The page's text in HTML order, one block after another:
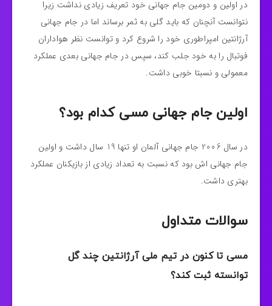
در اولین و دومین جام جهانی خود تعریف زیادی نداشت زیرا
نتوانست آنچنان که باید گلی به ثمر برساند اما در جام جهانی
آرژانتین امپراطوری خود را شروع کرد و توانست نظر هواداران
فوتبال را به خود جلب کند، سپس در جام جهانی بعدی عملکرد
معمولی و نسبتا خوبی داشت.
اولین جام جهانی مسی کدام بود؟
در سال 2006 جام جهانی آلمان او تنها 19 سال داشت و اولین
جام جهانی اش بود که نسبت به تعداد زیادی از بازیکنان عملکرد
بهتری داشت.
سوالات متداول
مسی تا کنون در تیم ملی آرژانتین چند گل
توانسته ثبت کند؟